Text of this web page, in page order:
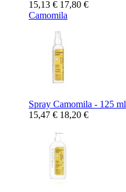
15,13 € 17,80 €
Camomila
Spray Camomila - 125 ml
15,47 € 18,20 €